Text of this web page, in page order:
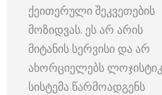
ქეითერული შეკვეთების
მოზიდვას. ეს არ არის
მიტანის სერვისი და არ
ახორციელებს
სისტემა წარმოადგენს